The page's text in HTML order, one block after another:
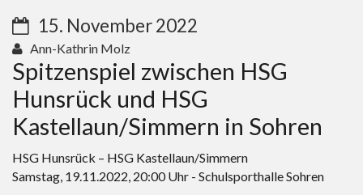
15. November 2022
Ann-Kathrin Molz
Spitzenspiel zwischen HSG
Hunsrück und HSG
Kastellaun/Simmern in Sohren
HSG Hunsrück – HSG Kastellaun/Simmern
Samstag, 19.11.2022, 20:00 Uhr - Schulsporthalle Sohren